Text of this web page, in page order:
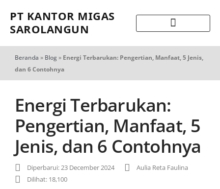
PT KANTOR MIGAS
SAROLANGUN
Beranda » Blog» Energi Terbarukan: Pengertian, Manfaat, 5 Jenis,
dan 6 Contohnya
Energi Terbarukan:
Pengertian, Manfaat, 5
Jenis, dan 6 Contohnya
Diperbarui: 23 December 2024
Aulia Reta Faulina
Dilihat: 18,100